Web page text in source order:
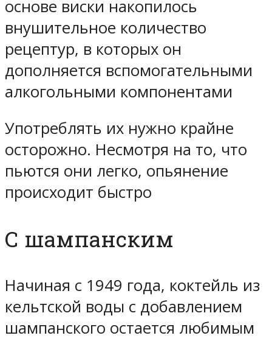
основе виски накопилось
внушительное количество
рецептур, в которых он
дополняется вспомогательными
алкогольными компонентами
Употреблять их нужно крайне
осторожно. Несмотря на то, что
пьются они легко, опьянение
происходит быстро
С шампанским
Начиная с 1949 года, коктейль из
кельтской воды с добавлением
шампанского остается любимым